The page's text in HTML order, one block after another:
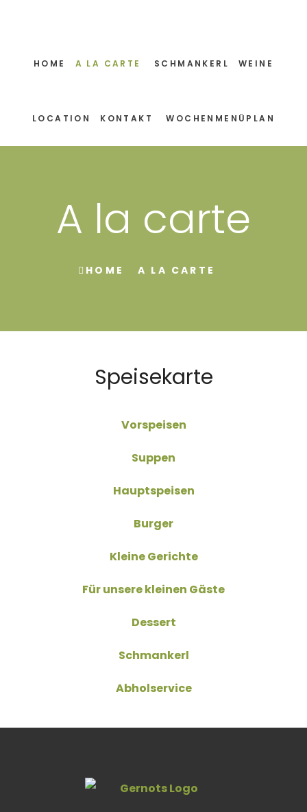
HOME A LA CARTE SCHMANKERL WEINE
LOCATION KONTAKT WOCHENMENÜPLAN
A la carte
HOME A LA CARTE
Speisekarte
Vorspeisen
Suppen
Hauptspeisen
Burger
Kleine Gerichte
Für unsere kleinen Gäste
Dessert
Schmankerl
Abholservice